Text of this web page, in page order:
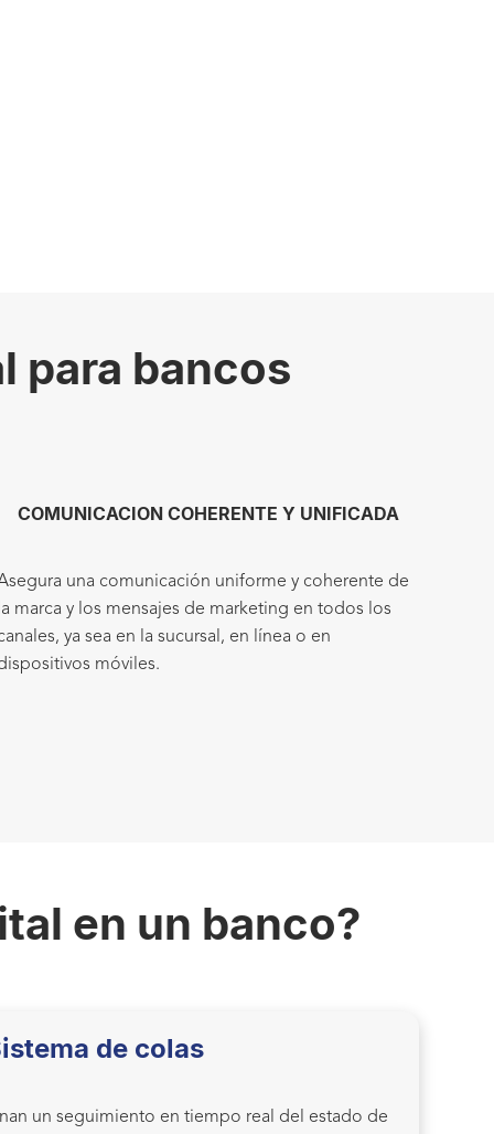
para bancos
COMUNICACION COHERENTE Y UNIFICADA
una comunicación uniforme y coherente de
la marca y los mensajes de marketing en todos los
ya sea en la sucursal, en línea o en
móviles.
en un banco?
de colas
un seguimiento en tiempo real del estado de